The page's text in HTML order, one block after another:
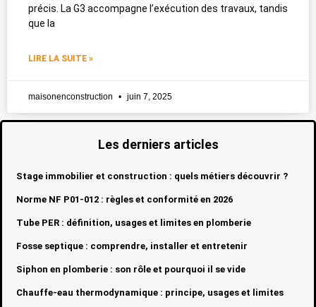
précis. La G3 accompagne l’exécution des travaux, tandis
que la
LIRE LA SUITE »
maisonenconstruction juin 7, 2025
Les derniers articles
Stage immobilier et construction : quels métiers découvrir ?
Norme NF P01-012 : règles et conformité en 2026
Tube PER : définition, usages et limites en plomberie
Fosse septique : comprendre, installer et entretenir
Siphon en plomberie : son rôle et pourquoi il se vide
Chauffe-eau thermodynamique : principe, usages et limites